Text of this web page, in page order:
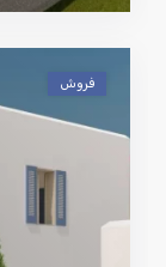
فروش